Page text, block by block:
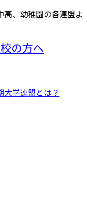
高、幼稚園の各連盟よ
の方へ
大学連盟とは？